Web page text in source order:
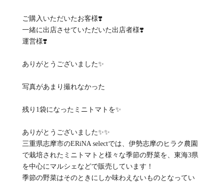
ご購入いただいたお客様❣️
一緒に出店させていただいた出店者様❣️
運営様❣️
ありがとうございました✨
写真があまり撮れなかった
残り1袋になったミニトマトを✨
ありがとうございました✨✨
三重県志摩市のERiNA selectでは、伊勢志摩のヒラク農園
で栽培されたミニトマトと様々な季節の野菜を、東海3県
を中心にマルシェなどで販売しています！
季節の野菜はそのときにしか味わえないものとなってい